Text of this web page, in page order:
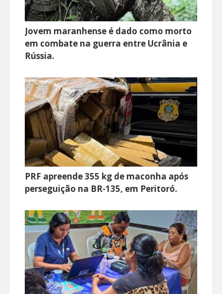
Jovem maranhense é dado como morto
em combate na guerra entre Ucrânia e
Rússia.
PRF apreende 355 kg de maconha após
perseguição na BR-135, em Peritoró.